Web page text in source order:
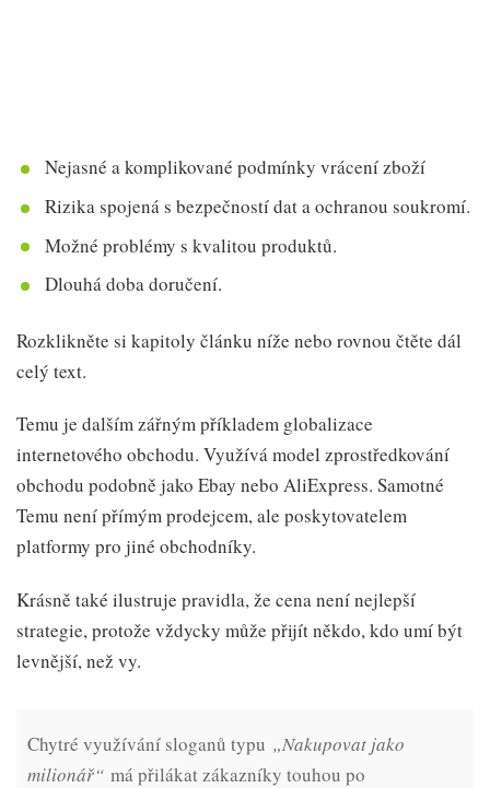
Nejasné a komplikované podmínky vrácení zboží
Rizika spojená s bezpečností dat a ochranou soukromí.
Možné problémy s kvalitou produktů.
Dlouhá doba doručení.
Rozklikněte si kapitoly článku níže nebo rovnou čtěte dál
celý text.
Temu je dalším zářným příkladem globalizace
internetového obchodu. Využívá model zprostředkování
obchodu podobně jako Ebay nebo AliExpress. Samotné
Temu není přímým prodejcem, ale poskytovatelem
platformy pro jiné obchodníky.
Krásně také ilustruje pravidla, že cena není nejlepší
strategie, protože vždycky může přijít někdo, kdo umí být
levnější, než vy.
Chytré využívání sloganů typu „Nakupovat jako
milionář“ má přilákat zákazníky touhou po